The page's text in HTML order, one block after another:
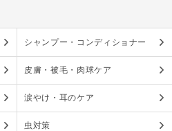
シャンプー・コンディショナー
皮膚・被毛・肉球ケア
涙やけ・耳のケア
虫対策